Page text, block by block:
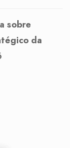
sobre
da